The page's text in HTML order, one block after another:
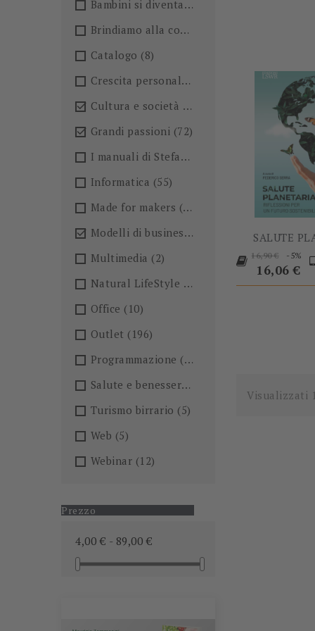
Bambini si diventa
(4)
Brindiamo alla conoscenza!🍺
Catalogo (8)
Crescita personale
 Cultura e società
(36)
 Grandi passioni (72)
I manuali di Stefano Anselmo
Informatica (55)
Made for makers (13)
 Modelli di business(57)
Multimedia (2)
Natural LifeStyle
(4)
Office (10)
Outlet (196)
Programmazione (26)
Salute e benessere
Turismo birrario (5)
Web (5)
Webinar (12)
Prezzo
4,00 € - 89,00 €
SALUTE
Prezzo
base
16,90 € -5%
16,06 €
Visualizzati